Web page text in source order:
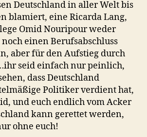
Deutschland in aller Welt bis
blamiert, eine Ricarda Lang,
Omid Nouripour weder
einen Berufsabschluss
aber für den Aufstieg durch
seid einfach nur peinlich,
dass Deutschland
Politiker verdient hat,
und euch endlich vom Acker
kann gerettet werden,
ohne euch!